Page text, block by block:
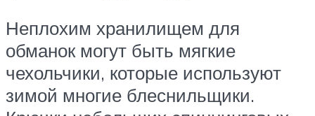
Неплохим хранилищем для
обманок могут быть мягкие
чехольчики, которые используют
зимой многие блеснильщики.